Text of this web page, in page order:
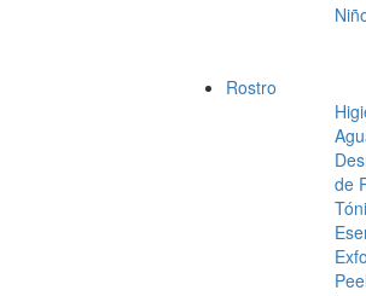
Rostro
de